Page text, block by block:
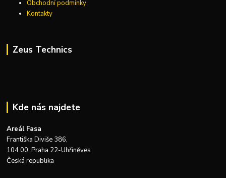
Obchodní podmínky
Kontakty
Zeus Technics
Kde nás najdete
Areál Fasa
Františka Diviše 386,
104 00, Praha 22-Uhříněves
Česká republika